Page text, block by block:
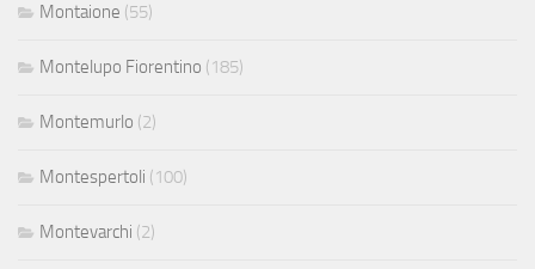
Montaione (55)
Montelupo Fiorentino (185)
Montemurlo (2)
Montespertoli (100)
Montevarchi (2)